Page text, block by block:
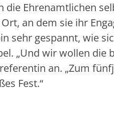
die Ehrenamtlichen
an dem sie ihr
sehr gespannt, wie
„Und wir wollen
an. „Zum
Fest.“